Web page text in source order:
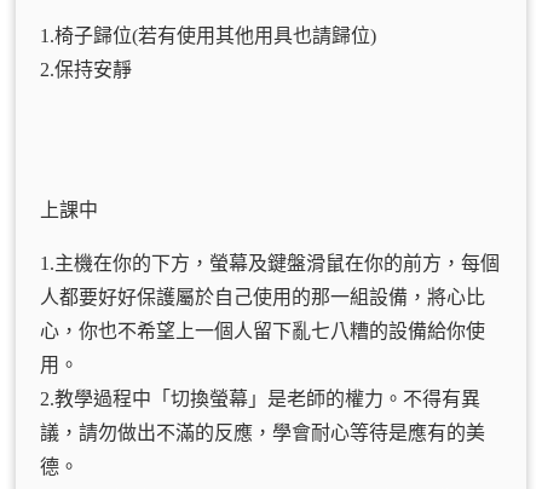
1.椅子歸位(若有使用其他用具也請歸位)
2.保持安靜
上課中
1.主機在你的下方，螢幕及鍵盤滑鼠在你的前方，每個
人都要好好保護屬於自己使用的那一組設備，將心比
心，你也不希望上一個人留下亂七八糟的設備給你使
用。
2.教學過程中「切換螢幕」是老師的權力。不得有異
議，請勿做出不滿的反應，學會耐心等待是應有的美
德。